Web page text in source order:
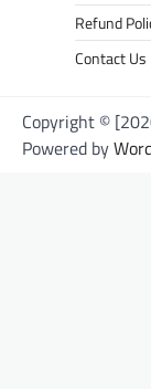
Refund
Contact Us
Copyright ©
Powered by